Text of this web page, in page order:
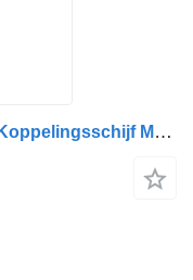
Диск зчеплення Mercedes-Benz Koppelingsschijf Mercedes SK 430mm 0152503803 до вантажівки